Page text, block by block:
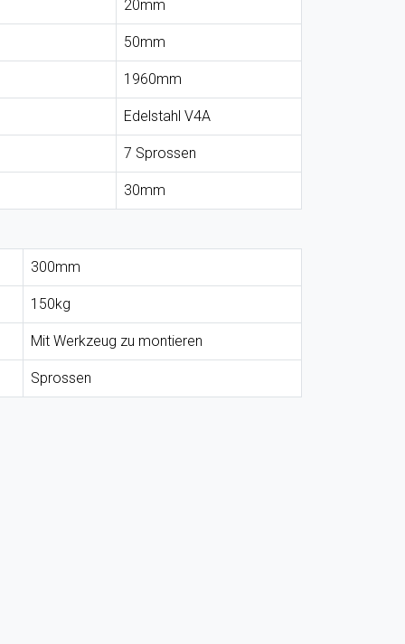
20mm
50mm
1960mm
Edelstahl V4A
7 Sprossen
30mm
300mm
150kg
Mit Werkzeug zu montieren
Sprossen